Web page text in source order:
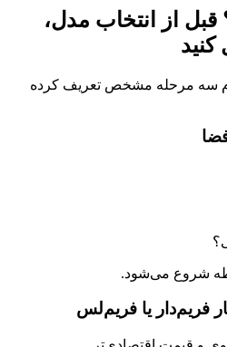
از انتخاب مدل،
کنید
سه مرحله مشخص تعریف کرده
شروع می‌شود.